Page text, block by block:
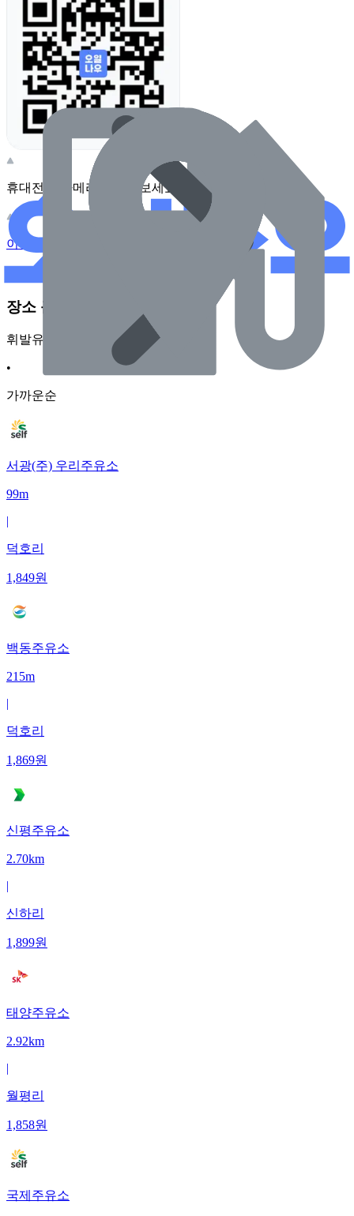
휴대전화 카메라로 찍어보세요
이 주유소의 사장님이신가요?
장소 근처 주유소
휘발유
•
가까운순
서광(주) 우리주유소
99m
|
덕호리
1,849원
백동주유소
215m
|
덕호리
1,869원
신평주유소
2.70km
|
신하리
1,899원
태양주유소
2.92km
|
월평리
1,858원
국제주유소